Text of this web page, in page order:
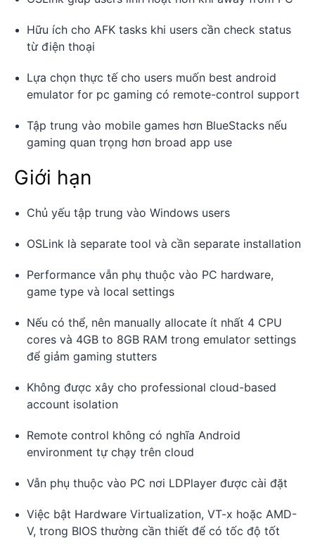
Hữu ích cho AFK tasks khi users cần check status
từ điện thoại
Lựa chọn thực tế cho users muốn best android
emulator for pc gaming có remote-control support
Tập trung vào mobile games hơn BlueStacks nếu
gaming quan trọng hơn broad app use
Giới hạn
Chủ yếu tập trung vào Windows users
OSLink là separate tool và cần separate installation
Performance vẫn phụ thuộc vào PC hardware,
game type và local settings
Nếu có thể, nên manually allocate ít nhất 4 CPU
cores và 4GB to 8GB RAM trong emulator settings
để giảm gaming stutters
Không được xây cho professional cloud-based
account isolation
Remote control không có nghĩa Android
environment tự chạy trên cloud
Vẫn phụ thuộc vào PC nơi LDPlayer được cài đặt
Việc bật Hardware Virtualization, VT-x hoặc AMD-
V, trong BIOS thường cần thiết để có tốc độ tốt